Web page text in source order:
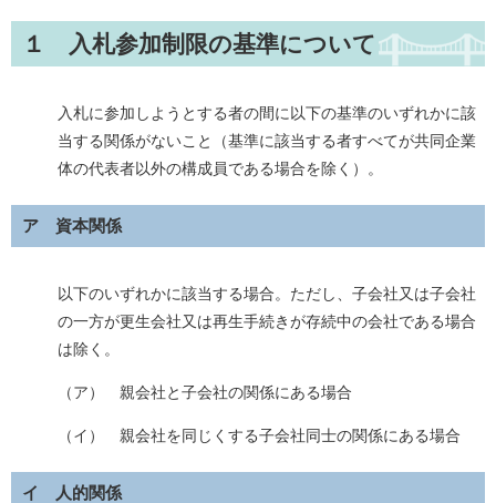
１ 入札参加制限の基準について
入札に参加しようとする者の間に以下の基準のいずれかに該
当する関係がないこと（基準に該当する者すべてが共同企業
体の代表者以外の構成員である場合を除く）。
ア 資本関係
以下のいずれかに該当する場合。ただし、子会社又は子会社
の一方が更生会社又は再生手続きが存続中の会社である場合
は除く。
（ア） 親会社と子会社の関係にある場合
（イ） 親会社を同じくする子会社同士の関係にある場合
イ 人的関係